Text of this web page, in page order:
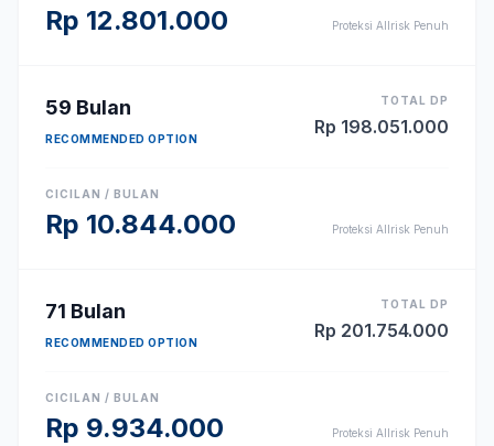
Rp 12.801.000 Proteksi Allrisk Penuh
59 Bulan
RECOMMENDED OPTION
TOTAL DP
Rp 198.051.000
CICILAN / BULAN
Rp 10.844.000 Proteksi Allrisk Penuh
71 Bulan
RECOMMENDED OPTION
TOTAL DP
Rp 201.754.000
CICILAN / BULAN
Rp 9.934.000 Proteksi Allrisk Penuh